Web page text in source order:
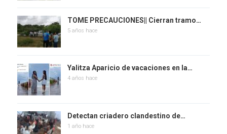
TOME PRECAUCIONES|| Cierran tramo…
5 años hace
Yalitza Aparicio de vacaciones en la…
4 años hace
Detectan criadero clandestino de…
1 año hace